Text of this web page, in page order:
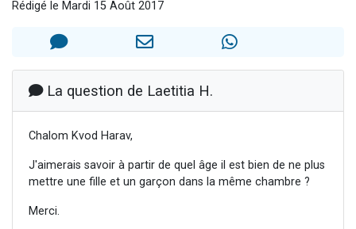
Ariel vient de donner son Maasser
Il reste 49 places pour étudier en groupe sur Zoom
6 personnes viennent de faire un don pour 5 enfants déjà orphelins risquent de perdre leur maman
3 personnes viennent de nous rejoindre sur WhatsApp
Rédigé le Mardi 15 Août 2017
La question de Laetitia H.
Chalom Kvod Harav,
J'aimerais savoir à partir de quel âge il est bien de ne plus
mettre une fille et un garçon dans la même chambre ?
Merci.